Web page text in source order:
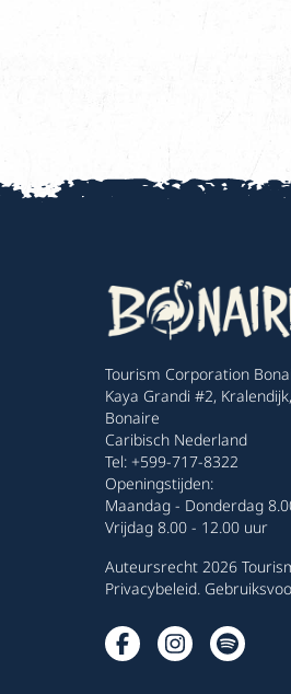
Tourism Corporation
Kaya Grandi #2, Kralendijk,
Bonaire
Caribisch Nederland
Tel: +599-717-8322
Openingstijden:
Maandag - Donderdag
Vrijdag 8.00 - 12.00 uur
Auteursrecht 2026
Privacybeleid.